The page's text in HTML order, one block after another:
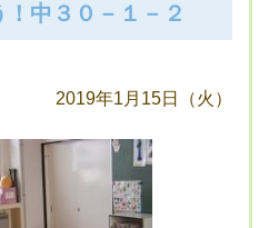
中３０－１－２
2019年1月15日（火）